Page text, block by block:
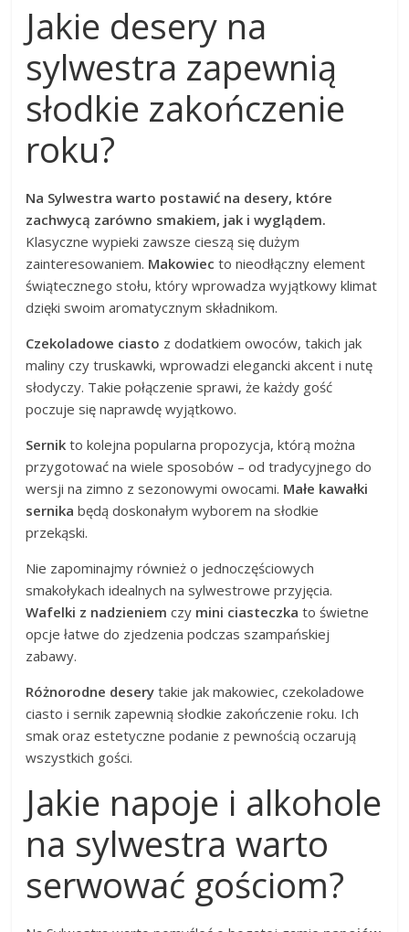
Jakie desery na
sylwestra zapewnią
słodkie zakończenie
roku?
Na Sylwestra warto postawić na desery, które
zachwycą zarówno smakiem, jak i wyglądem.
Klasyczne wypieki zawsze cieszą się dużym
zainteresowaniem. Makowiec to nieodłączny element
świątecznego stołu, który wprowadza wyjątkowy klimat
dzięki swoim aromatycznym składnikom.
Czekoladowe ciasto z dodatkiem owoców, takich jak
maliny czy truskawki, wprowadzi elegancki akcent i nutę
słodyczy. Takie połączenie sprawi, że każdy gość
poczuje się naprawdę wyjątkowo.
Sernik to kolejna popularna propozycja, którą można
przygotować na wiele sposobów – od tradycyjnego do
wersji na zimno z sezonowymi owocami. Małe kawałki
sernika będą doskonałym wyborem na słodkie
przekąski.
Nie zapominajmy również o jednoczęściowych
smakołykach idealnych na sylwestrowe przyjęcia.
Wafelki z nadzieniem czy mini ciasteczka to świetne
opcje łatwe do zjedzenia podczas szampańskiej
zabawy.
Różnorodne desery takie jak makowiec, czekoladowe
ciasto i sernik zapewnią słodkie zakończenie roku. Ich
smak oraz estetyczne podanie z pewnością oczarują
wszystkich gości.
Jakie napoje i alkohole
na sylwestra warto
serwować gościom?